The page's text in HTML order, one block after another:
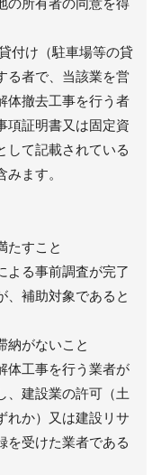
付け（駐車場等の貸
る者で、当該業を営
体撤去工事を行う者
項証明書又は固定資
して記載されている
ます。
たすこと
よる事前調査が完了
、補助対象であると
納がないこと
体工事を行う業者が
、建設業の許可（土
れか）又は建設リサ
を受けた業者である